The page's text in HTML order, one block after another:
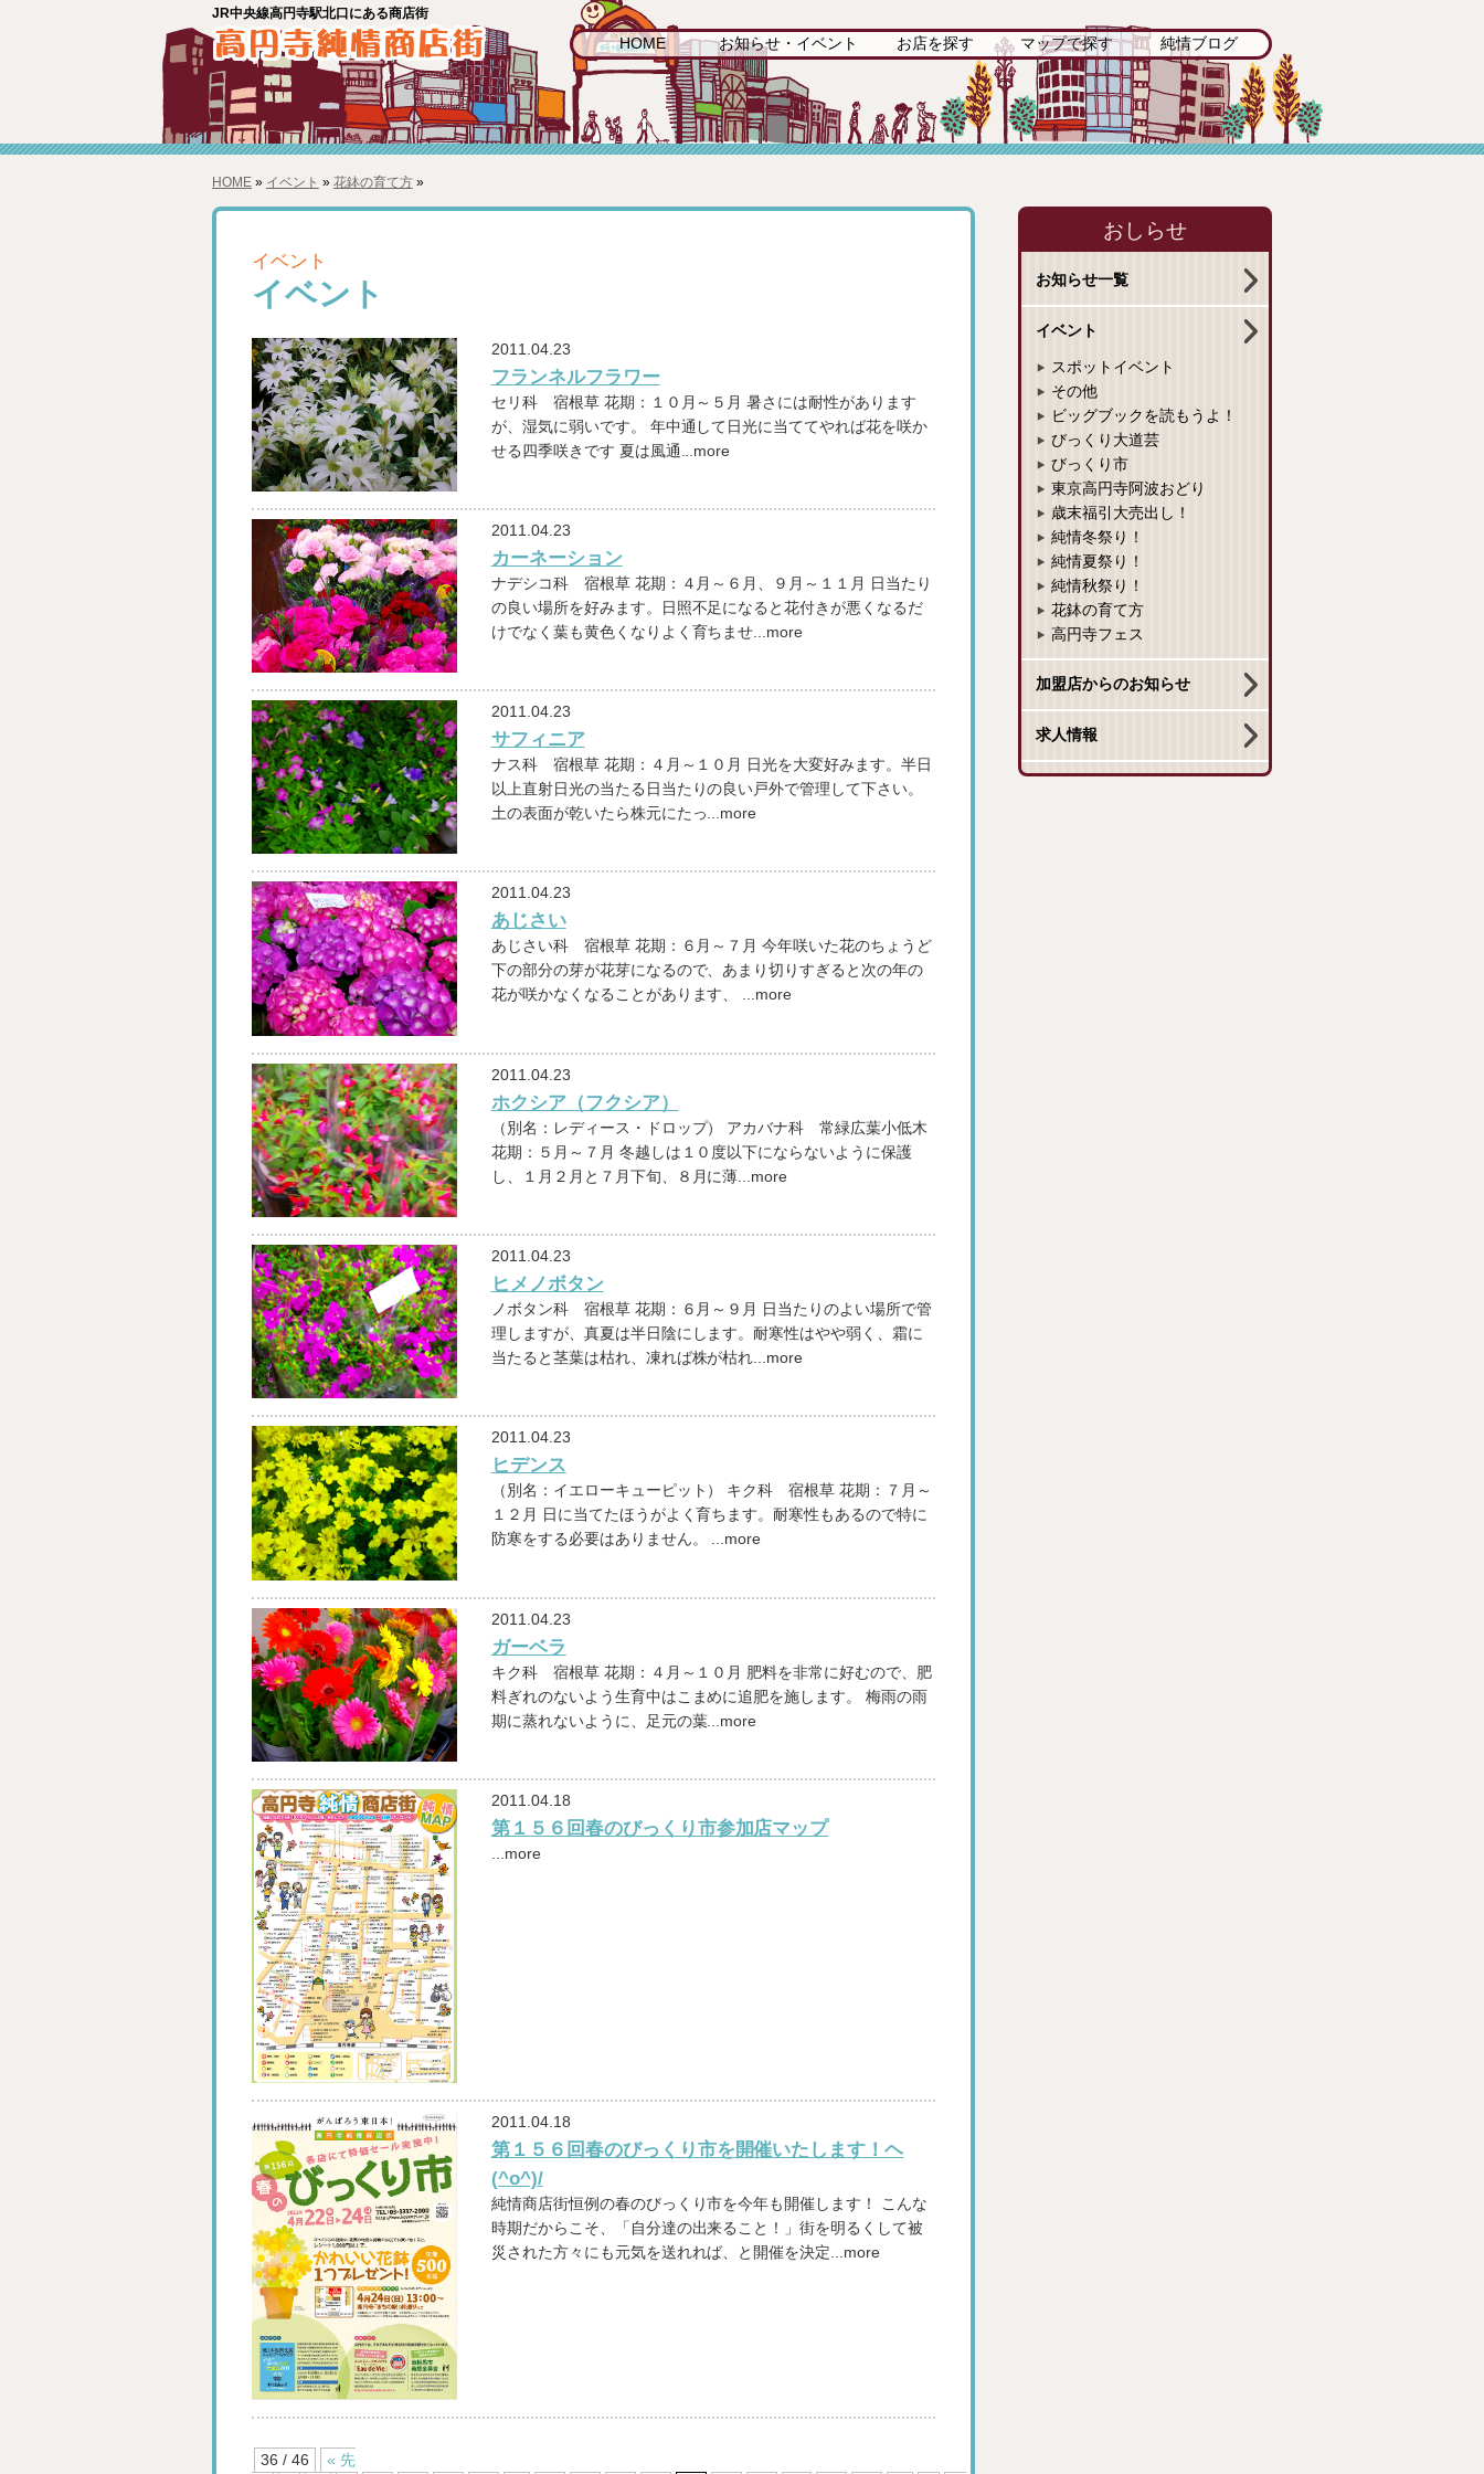
JR中央線高円寺駅北口にある商店街
HOME お知らせ・イベント お店を探す マップで探す 純情ブログ
HOME» イベント » 花鉢の育て方»
イベント
イベント
2011.04.23
フランネルフラワー
セリ科 宿根草 花期：１０月～５月 暑さには耐性があります
が、湿気に弱いです。 年中通して日光に当ててやれば花を咲か
せる四季咲きです 夏は風通...more
2011.04.23
カーネーション
ナデシコ科 宿根草 花期：４月～６月、９月～１１月 日当たり
の良い場所を好みます。日照不足になると花付きが悪くなるだ
けでなく葉も黄色くなりよく育ちませ...more
2011.04.23
サフィニア
ナス科 宿根草 花期：４月～１０月 日光を大変好みます。半日
以上直射日光の当たる日当たりの良い戸外で管理して下さい。
土の表面が乾いたら株元にたっ...more
2011.04.23
あじさい
あじさい科 宿根草 花期：６月～７月 今年咲いた花のちょうど
下の部分の芽が花芽になるので、あまり切りすぎると次の年の
花が咲かなくなることがあります、 ...more
2011.04.23
ホクシア（フクシア）
（別名：レディース・ドロップ） アカバナ科 常緑広葉小低木
花期：５月～７月 冬越しは１０度以下にならないように保護
し、１月２月と７月下旬、８月に薄...more
2011.04.23
ヒメノボタン
ノボタン科 宿根草 花期：６月～９月 日当たりのよい場所で管
理しますが、真夏は半日陰にします。耐寒性はやや弱く、霜に
当たると茎葉は枯れ、凍れば株が枯れ...more
2011.04.23
ヒデンス
（別名：イエローキューピット） キク科 宿根草 花期：７月～
１２月 日に当てたほうがよく育ちます。耐寒性もあるので特に
防寒をする必要はありません。 ...more
2011.04.23
ガーベラ
キク科 宿根草 花期：４月～１０月 肥料を非常に好むので、肥
料ぎれのないよう生育中はこまめに追肥を施します。 梅雨の雨
期に蒸れないように、足元の葉...more
2011.04.18
第１５６回春のびっくり市参加店マップ
...more
2011.04.18
第１５６回春のびっくり市を開催いたします！ヘ
(^o^)/
純情商店街恒例の春のびっくり市を今年も開催します！ こんな
時期だからこそ、「自分達の出来ること！」街を明るくして被
災された方々にも元気を送れれば、と開催を決定...more
36 / 46 « 先
おしらせ
お知らせ一覧
イベント
スポットイベント
その他
ビッグブックを読もうよ！
びっくり大道芸
びっくり市
東京高円寺阿波おどり
歳末福引大売出し！
純情冬祭り！
純情夏祭り！
純情秋祭り！
花鉢の育て方
高円寺フェス
加盟店からのお知らせ
求人情報